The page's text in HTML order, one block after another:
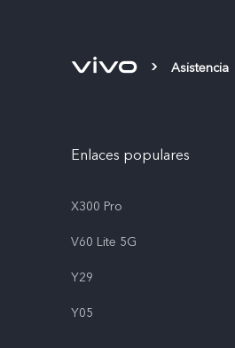
Asistencia
Enlaces populares
X300 Pro
V60 Lite 5G
Y29
Y05